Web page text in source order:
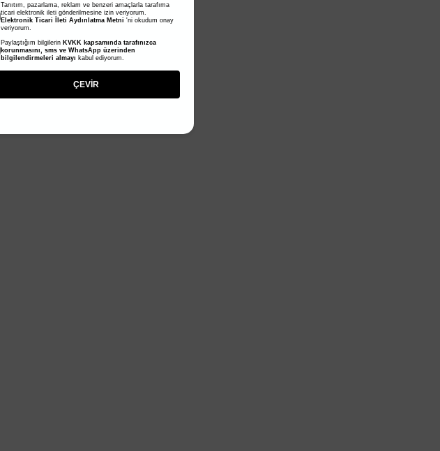
Tanıtım, pazarlama, reklam ve benzeri amaçlarla tarafıma
ticari elektronik ileti gönderilmesine izin veriyorum.
Elektronik Ticari İleti Aydınlatma Metni 'ni okudum onay
veriyorum.
Paylaştığım bilgilerin KVKK kapsamında tarafınızca
korunmasını, sms ve WhatsApp üzerinden
bilgilendirmeleri almayı kabul ediyorum.
ÇEVİR